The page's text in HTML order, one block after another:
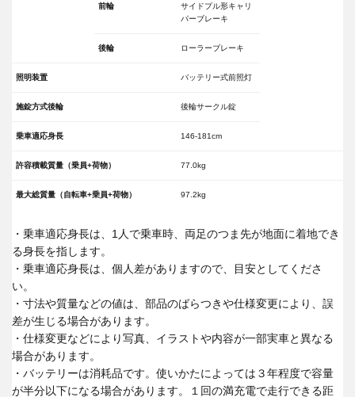
前輪
サイドプル形キャリ
パーブレーキ
後輪 ローラーブレーキ
照明装置 バッテリー式前照灯
施錠方式後輪 後輪サークル錠
乗車適応身長 146-181cm
許容積載質量（乗員+荷物） 77.0kg
最大総質量（自転車+乗員+荷物） 97.2kg
・乗車適応身長は、1人で乗車時、両足のつま先が地面に着地でき
る身長を指します。
・乗車適応身長は、個人差がありますので、目安としてくださ
い。
・寸法や質量などの値は、部品のばらつきや仕様変更により、誤
差が生じる場合があります。
・仕様変更などにより写真、イラストや内容が一部実車と異なる
場合があります。
・バッテリーは消耗品です。使いかたによっては３年程度で容量
が半分以下になる場合があります。１回の満充電で走行できる距